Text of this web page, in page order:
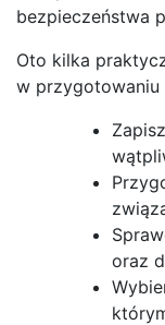
bezpieczeństwa
Oto kilka
w
oraz